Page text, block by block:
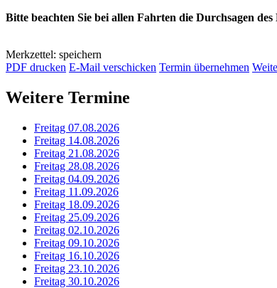
Bitte beachten Sie bei allen Fahrten die Durchsagen
Merkzettel: speichern
PDF drucken E-Mail verschicken Termin übernehmen
Weitere Termine
Freitag 07.08.2026
Freitag 14.08.2026
Freitag 21.08.2026
Freitag 28.08.2026
Freitag 04.09.2026
Freitag 11.09.2026
Freitag 18.09.2026
Freitag 25.09.2026
Freitag 02.10.2026
Freitag 09.10.2026
Freitag 16.10.2026
Freitag 23.10.2026
Freitag 30.10.2026